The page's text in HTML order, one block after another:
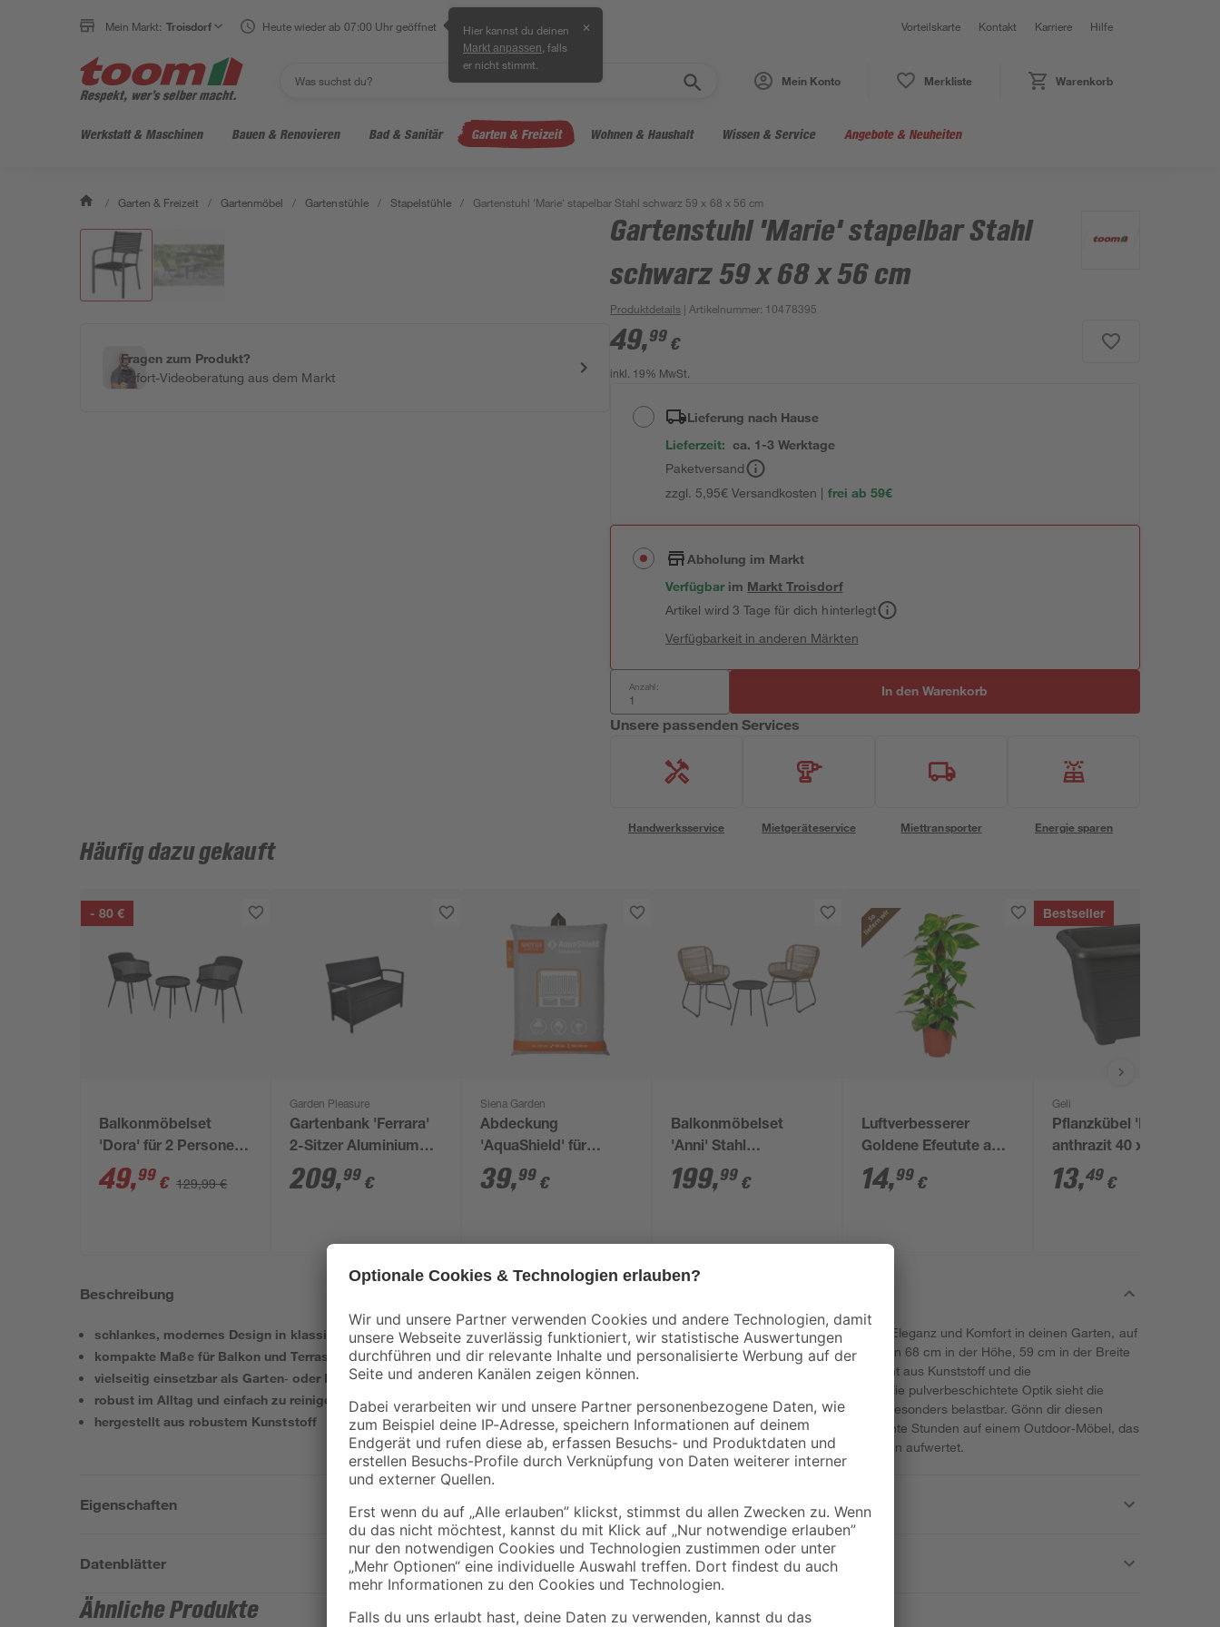
Mein Markt: Troisdorf Heute wieder ab 07:00 Uhr geöffnet Hier kannst du deinen
Markt anpassen , falls
er nicht stimmt.
✕ Vorteilskarte Kontakt Karriere Hilfe
Mein Konto Merkliste Warenkorb
Werkstatt & Maschinen Bauen & Renovieren Bad & Sanitär Garten & Freizeit Wohnen & Haushalt Wissen & Service Angebote & Neuheiten
/ Garten & Freizeit / Gartenmöbel / Gartenstühle / Stapelstühle / Gartenstuhl 'Marie' stapelbar Stahl schwarz 59 x 68 x 56 cm
Fragen zum Produkt?
Sofort-Videoberatung aus dem Markt
Gartenstuhl 'Marie' stapelbar Stahl
schwarz 59 x 68 x 56 cm
Produktdetails | Artikelnummer: 10478395
49,99 €
inkl. 19% MwSt.
Lieferung nach Hause
Lieferzeit: ca. 1-3 Werktage
Paketversand
zzgl. 5,95€ Versandkosten | frei ab 59€
Abholung im Markt
Verfügbar im MarktTroisdorf
Artikel wird 3 Tage für dich hinterlegt
Verfügbarkeit in anderen Märkten
Anzahl: In den Warenkorb
Unsere passenden Services
Handwerksservice Mietgeräteservice Miettransporter Energie sparen
Häufig dazu gekauft
- 80 €
Balkonmöbelset
'Dora' für 2 Personen
Stahl
49,99 € 129,99 €
Garden Pleasure
Gartenbank 'Ferrara'
2-Sitzer Aluminium
schwarz 117 x 86 x 58
cm
209,99 €
Siena Garden
Abdeckung
'AquaShield' für
Strandkorb 105 x 165
x 128 cm
39,99 €
Balkonmöbelset
'Anni' Stahl
braun/schwarz 3-
teilig
199,99 €
Luftverbesserer
Goldene Efeutute am
Moosstab 15 cm Topf
14,99 €
Bestseller
Geli
Pflanzkübel 'Nora'
anthrazit 40 x 40 cm
13,49 €
Beschreibung
schlankes, modernes Design in klassischem Schwarz
kompakte Maße für Balkon und Terrasse
vielseitig einsetzbar als Garten‑ oder Balkonstuhl
robust im Alltag und einfach zu reinigen
hergestellt aus robustem Kunststoff
Der Stapelstuhl 'Marie' von toom bringt zeitlose Eleganz und Komfort in deinen Garten, auf
die Terrasse oder den Balkon. Die Maße betragen 68 cm in der Höhe, 59 cm in der Breite
und 56 cm in der Tiefe. Das Obermaterial besteht aus Kunststoff und die
Unterbaukonstruktion besteht aus Stahl. Durch die pulverbeschichtete Optik sieht die
Oberfläche nicht nur gut aus, sondern ist auch besonders belastbar. Gönn dir diesen
hochwertigen Gartenstuhl und genieße entspannte Stunden auf einem Outdoor‑Möbel, das
deinen Garten mit Komfort und modernem Design aufwertet.
Eigenschaften
Datenblätter
Ähnliche Produkte